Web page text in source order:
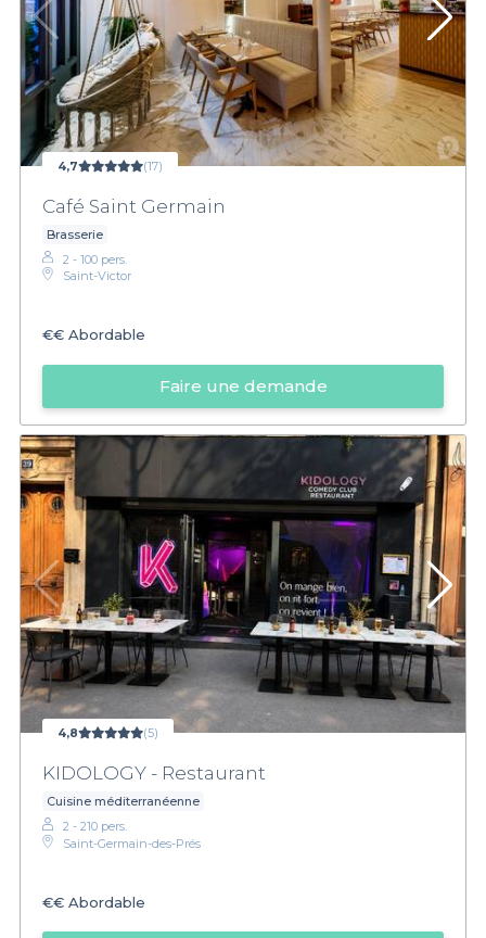
4,7 (17)
Café Saint Germain
Brasserie
2 - 100 pers.
Saint-Victor
€€ Abordable
Faire une demande
4,8 (5)
KIDOLOGY - Restaurant
Cuisine méditerranéenne
2 - 210 pers.
Saint-Germain-des-Prés
€€ Abordable